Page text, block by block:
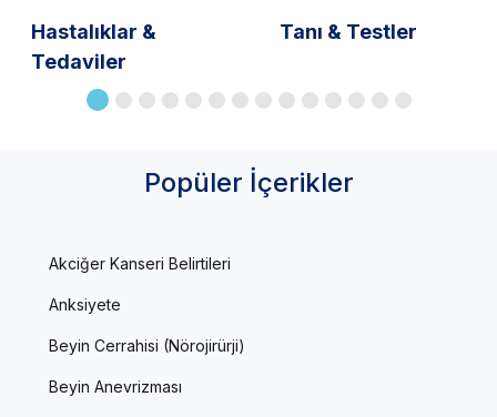
Hastalıklar &
Tedaviler
Tanı & Testler
Popüler İçerikler
Akciğer Kanseri Belirtileri
Anksiyete
Beyin Cerrahisi (Nörojirürji)
Beyin Anevrizması